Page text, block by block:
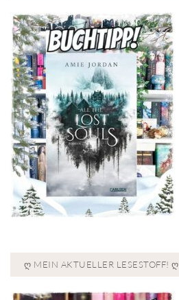
Ღ MEIN AKTUELLER LESESTOFF! Ღ